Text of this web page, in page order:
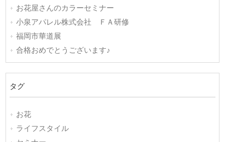
お花屋さんのカラーセミナー
小泉アパレル株式会社 ＦＡ研修
福岡市華道展
合格おめでとうございます♪
タグ
お花
ライフスタイル